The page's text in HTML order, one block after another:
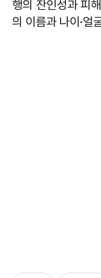
행의 잔인성과 피
의 이름과 나이·얼